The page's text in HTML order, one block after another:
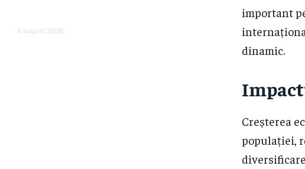
6 august 2026
important
dinamic.
Creșterea
populației,